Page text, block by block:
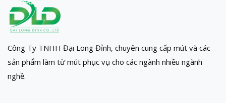
Công Ty TNHH Đại Long Đỉnh, chuyên cung cấp mút và các
sản phẩm làm từ mút phục vụ cho các ngành nhiều ngành
nghề.